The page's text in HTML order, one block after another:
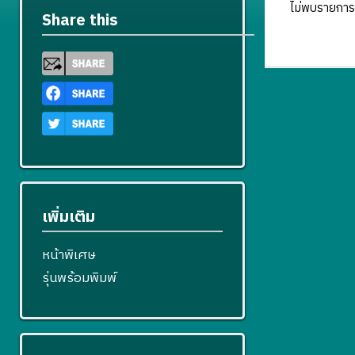
ไม่พบรายกา
Share this
เพิ่มเติม
หน้าพิเศษ
รุ่นพร้อมพิมพ์